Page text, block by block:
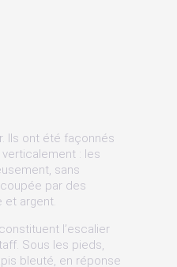
Ils ont été façonnés
: les
sans
par des
et argent.
l’escalier
Sous les pieds,
bleuté, en réponse